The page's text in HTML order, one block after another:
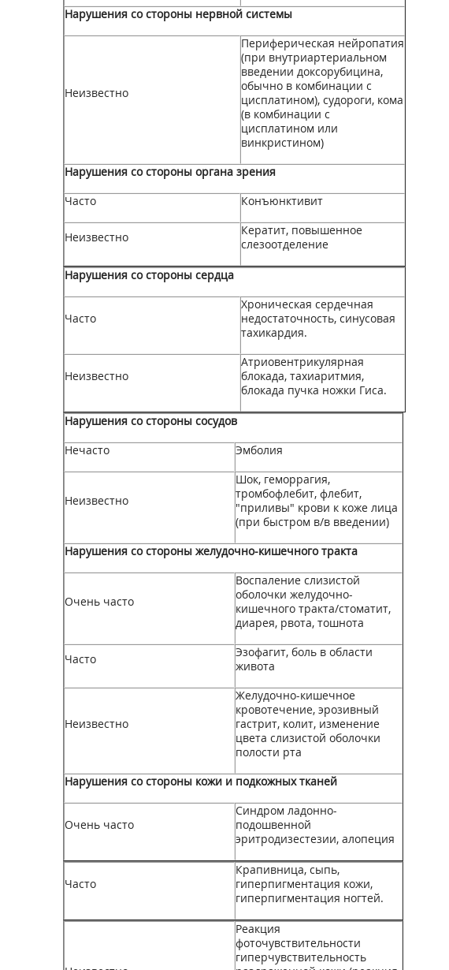
Нарушения со стороны нервной системы
Неизвестно
Периферическая нейропатия
(при внутриартериальном
введении доксорубицина,
обычно в комбинации с
цисплатином), судороги, кома
(в комбинации с
цисплатином или
винкристином)
Нарушения со стороны органа зрения
Часто
Конъюнктивит
Неизвестно
Кератит, повышенное
слезоотделение
Нарушения со стороны сердца
Часто
Хроническая сердечная
недостаточность, синусовая
тахикардия.
Неизвестно
Атриовентрикулярная
блокада, тахиаритмия,
блокада пучка ножки Гиса.
Нарушения со стороны сосудов
Нечасто
Эмболия
Неизвестно
Шок, геморрагия,
тромбофлебит, флебит,
"приливы" крови к коже лица
(при быстром в/в введении)
Нарушения со стороны желудочно-кишечного тракта
Очень часто
Воспаление слизистой
оболочки желудочно-
кишечного тракта/стоматит,
диарея, рвота, тошнота
Часто
Эзофагит, боль в области
живота
Неизвестно
Желудочно-кишечное
кровотечение, эрозивный
гастрит, колит, изменение
цвета слизистой оболочки
полости рта
Нарушения со стороны кожи и подкожных тканей
Очень часто
Синдром ладонно­
подошвенной
эритродизестезии, алопеция
Часто
Крапивница, сыпь,
гиперпигментация кожи,
гиперпигментация ногтей.
Реакция
фоточувствительности
гиперчувствительность